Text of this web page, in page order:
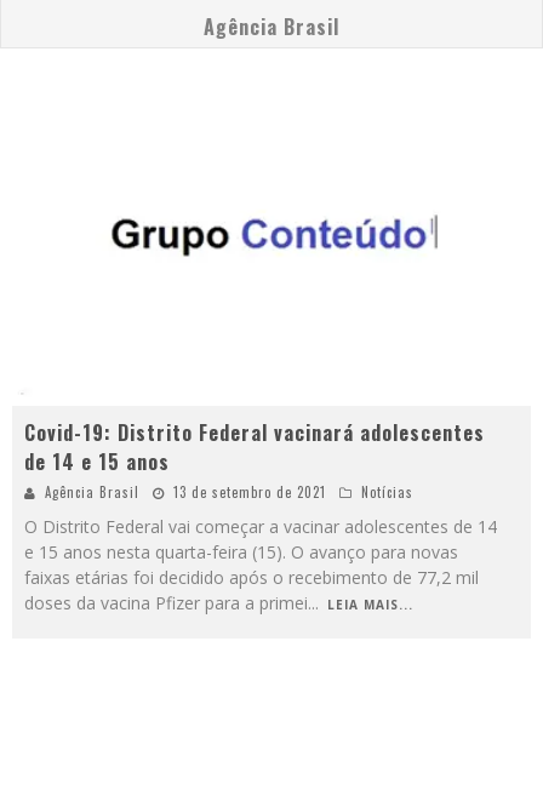
Agência Brasil
Covid-19: Distrito Federal vacinará adolescentes
de 14 e 15 anos
Agência Brasil 13 de setembro de 2021 Notícias
O Distrito Federal vai começar a vacinar adolescentes de 14
e 15 anos nesta quarta-feira (15). O avanço para novas
faixas etárias foi decidido após o recebimento de 77,2 mil
doses da vacina Pfizer para a primei... LEIA MAIS...